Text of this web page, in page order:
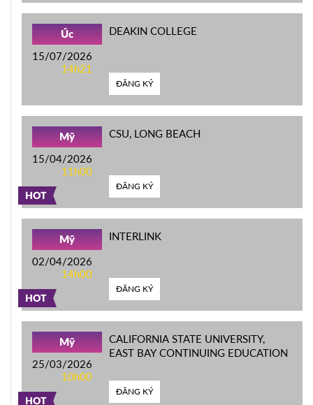
Úc
15/07/2026
14h21
DEAKIN COLLEGE
ĐĂNG KÝ
HOT
Mỹ
15/04/2026
11h00
CSU, LONG BEACH
ĐĂNG KÝ
HOT
Mỹ
02/04/2026
14h00
INTERLINK
ĐĂNG KÝ
HOT
Mỹ
25/03/2026
10h00
CALIFORNIA STATE UNIVERSITY,
EAST BAY CONTINUING EDUCATION
ĐĂNG KÝ